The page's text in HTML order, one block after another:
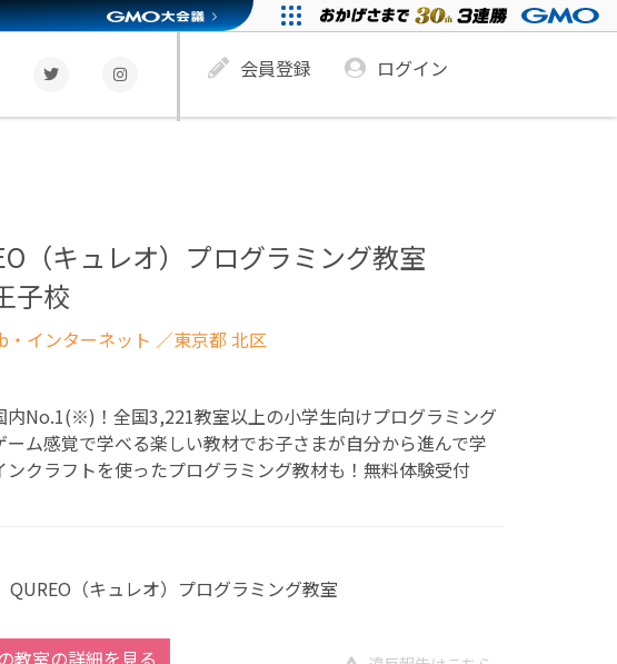
会員登録 ログイン
（キュレオ）プログラミング教室
子校
・インターネット ／東京都 北区
内No.1(※)！全国3,221教室以上の小学生向けプログラミング
ーム感覚で学べる楽しい教材でお子さまが自分から進んで学
ンクラフトを使ったプログラミング教材も！無料体験受付
QUREO（キュレオ）プログラミング教室
教室の詳細を見る